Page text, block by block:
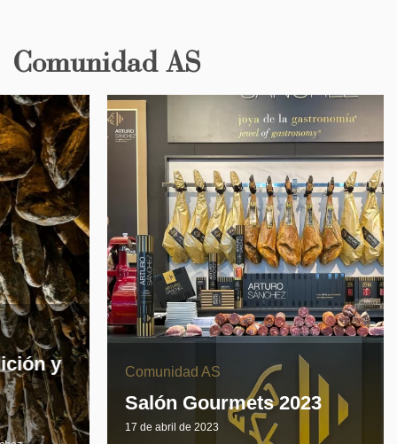
Comunidad AS
Comunidad AS
Salón Gourmets 2023
17 de abril de 2023